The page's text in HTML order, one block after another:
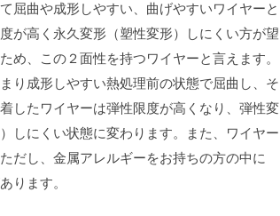
屈曲や成形しやすい、曲げやすいワイヤーと
が高く永久変形（塑性変形）しにくい方が望
め、この２面性を持つワイヤーと言えます。
り成形しやすい熱処理前の状態で屈曲し、そ
したワイヤーは弾性限度が高くなり、弾性変
しにくい状態に変わります。
また、ワイヤー
だし、金属アレルギーをお持ちの方の中に
ります。